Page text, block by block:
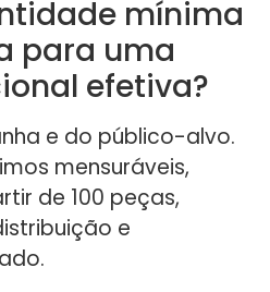
mínima
para uma
efetiva?
e do público-alvo.
mensuráveis,
de 100 peças,
e